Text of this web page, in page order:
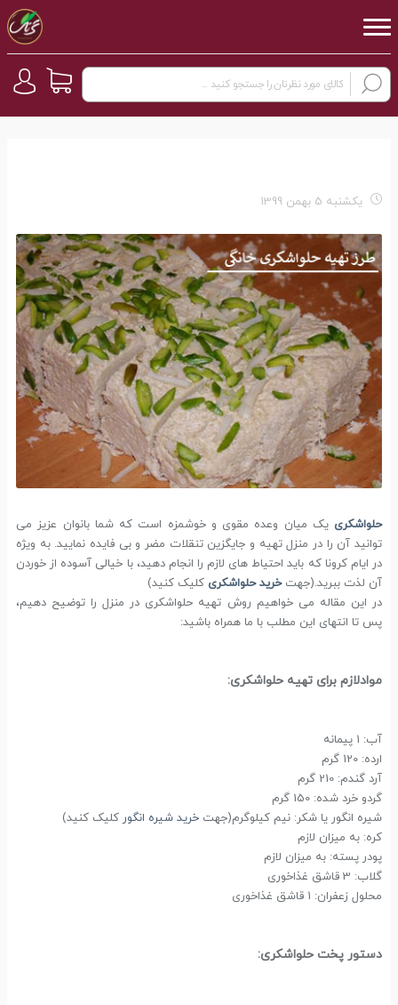
یکشنبه 5 بهمن 1399
حلواشکری یک میان وعده مقوی و خوشمزه است که شما بانوان عزیز می
توانید آن را در منزل تهیه و جایگزین تنقلات مضر و بی فایده نمایید. به ویژه
در ایام کرونا که باید احتیاط های لازم را انجام دهید، با خیالی آسوده از خوردن
آن لذت ببرید.(جهتخرید حلواشکری کلیک کنید)
در این مقاله می خواهیم روش تهیه حلواشکری در منزل را توضیح دهیم،
پس تا انتهای این مطلب با ما همراه باشید:
موادلازم برای تهیه حلواشکری:
آب: 1 پیمانه
ارده: 120 گرم
آرد گندم: 210 گرم
گردو خرد شده: 150 گرم
شیره انگور یا شکر: نیم کیلوگرم(جهت خرید شیره انگور کلیک کنید)
کره: به میزان لازم
پودر پسته: به میزان لازم
گلاب: 3 قاشق غذاخوری
محلول زعفران: 1 قاشق غذاخوری
دستور پخت حلواشکری: